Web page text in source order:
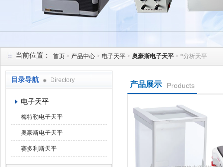
当前位置： 首页 > 产品中心 > 电子天平 > 奥豪斯电子天平 > *分析天平
目录导航 Directory
电子天平
梅特勒电子天平
奥豪斯电子天平
赛多利斯天平
产品展示 Products